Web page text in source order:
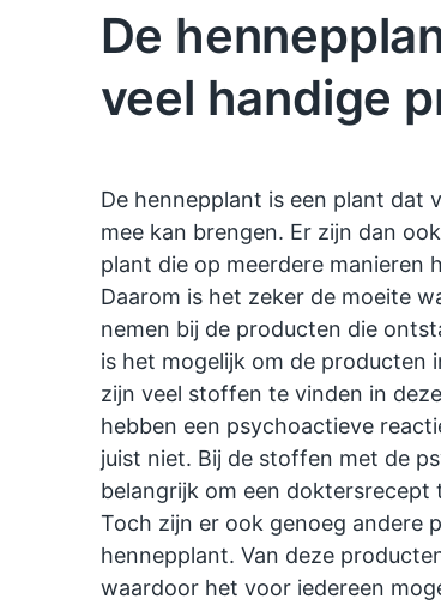
De
veel handige
De hennepplant is een plant dat
mee kan brengen. Er zijn dan
plant die op meerdere manieren
Daarom is het zeker de moeite
nemen bij de producten die
is het mogelijk om de producten
zijn veel stoffen te vinden in
hebben een psychoactieve
juist niet. Bij de stoffen met de
belangrijk om een
Toch zijn er ook genoeg andere
hennepplant. Van deze
waardoor het voor iedereen